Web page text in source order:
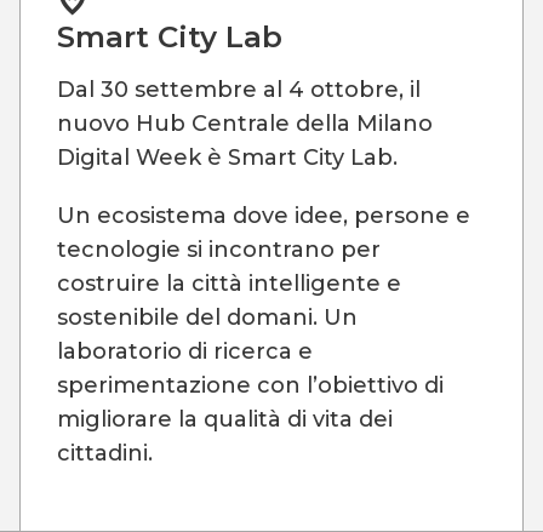
Smart City Lab
Dal 30 settembre al 4 ottobre, il
nuovo Hub Centrale della Milano
Digital Week è Smart City Lab.
Un ecosistema dove idee, persone e
tecnologie si incontrano per
costruire la città intelligente e
sostenibile del domani. Un
laboratorio di ricerca e
sperimentazione con l’obiettivo di
migliorare la qualità di vita dei
cittadini.